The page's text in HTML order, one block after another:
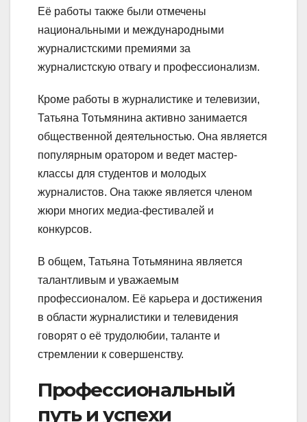
Её работы также были отмечены
национальными и международными
журналистскими премиями за
журналистскую отвагу и профессионализм.
Кроме работы в журналистике и телевизии,
Татьяна Тотьмянина активно занимается
общественной деятельностью. Она является
популярным оратором и ведет мастер-
классы для студентов и молодых
журналистов. Она также является членом
жюри многих медиа-фестивалей и
конкурсов.
В общем, Татьяна Тотьмянина является
талантливым и уважаемым
профессионалом. Её карьера и достижения
в области журналистики и телевидения
говорят о её трудолюбии, таланте и
стремлении к совершенству.
Профессиональный
путь и успехи